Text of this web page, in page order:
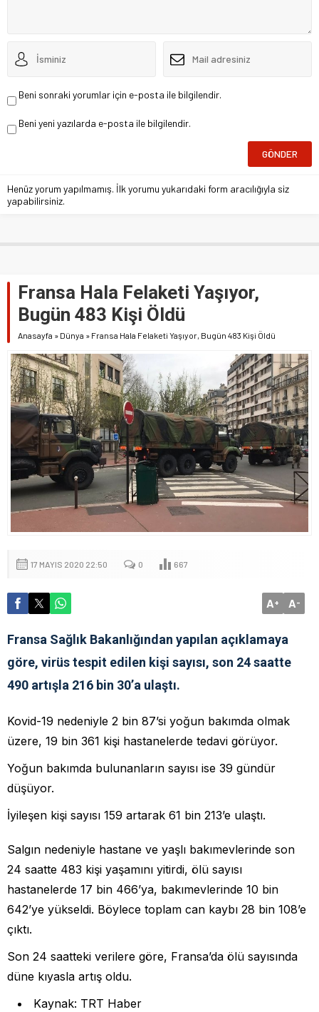
Beni sonraki yorumlar için e-posta ile bilgilendir.
Beni yeni yazılarda e-posta ile bilgilendir.
Henüz yorum yapılmamış. İlk yorumu yukarıdaki form aracılığıyla siz
yapabilirsiniz.
Fransa Hala Felaketi Yaşıyor,
Bugün 483 Kişi Öldü
Anasayfa » Dünya » Fransa Hala Felaketi Yaşıyor, Bugün 483 Kişi Öldü
17 MAYIS 2020 22:50 0 667
A+ A-
Fransa Sağlık Bakanlığından yapılan açıklamaya
göre, virüs tespit edilen kişi sayısı, son 24 saatte
490 artışla 216 bin 30’a ulaştı.
Kovid-19 nedeniyle 2 bin 87’si yoğun bakımda olmak
üzere, 19 bin 361 kişi hastanelerde tedavi görüyor.
Yoğun bakımda bulunanların sayısı ise 39 gündür
düşüyor.
İyileşen kişi sayısı 159 artarak 61 bin 213’e ulaştı.
Salgın nedeniyle hastane ve yaşlı bakımevlerinde son
24 saatte 483 kişi yaşamını yitirdi, ölü sayısı
hastanelerde 17 bin 466’ya, bakımevlerinde 10 bin
642’ye yükseldi. Böylece toplam can kaybı 28 bin 108’e
çıktı.
Son 24 saatteki verilere göre, Fransa’da ölü sayısında
düne kıyasla artış oldu.
Kaynak: TRT Haber